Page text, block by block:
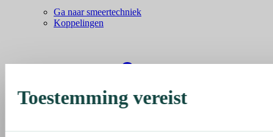
Ga naar smeertechniek
Koppelingen
Toestemming vereist